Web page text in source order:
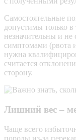
Самостоятельные
допустимы только в
незначительны и
симптомами (рвота
нужна
считается
сторону.
Лишний вес –
Чаще всего
породы из-за